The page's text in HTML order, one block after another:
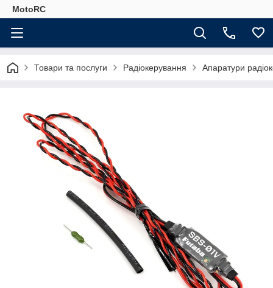
MotoRC
Товари та послуги Радіокерування Апаратури